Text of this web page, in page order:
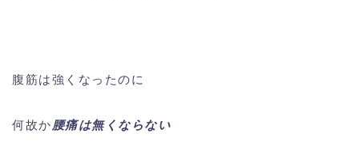
腹筋は強くなったのに
何故か腰痛は無くならない